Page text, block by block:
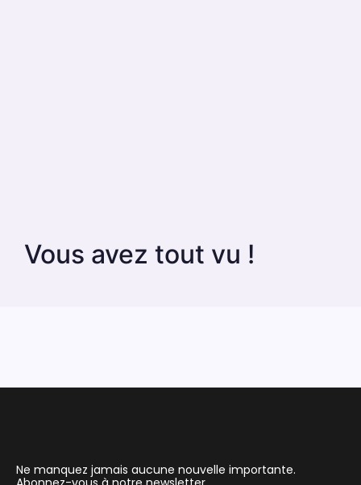
Vous avez tout vu !
Ne manquez jamais aucune nouvelle importante.